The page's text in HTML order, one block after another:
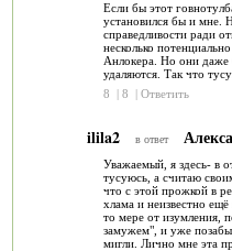
Если бы этот
установился бы и мне.
справедливости ради
несколько
Анлокера. Но они даже
удаляются. Так что
8
| 8 | Ответить
ilila2 в ответ
Уважаемый, я здесь- в
тусуюсь, а считаю
что с этой прожкой в
хлама и неизвестно
то мере от изумления,
замужем", и уже
мигли. Лично мне эта